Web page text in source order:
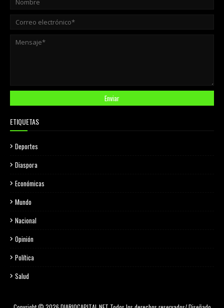
ETIQUETAS
Deportes
Diaspora
Económicas
Mundo
Nacional
Opinión
Política
Salud